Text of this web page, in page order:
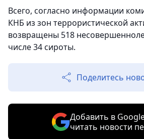
Всего, согласно информации
КНБ из зон террористической
возвращены 518
числе 34 сироты.
Поделитесь
Добавить в
читать новости